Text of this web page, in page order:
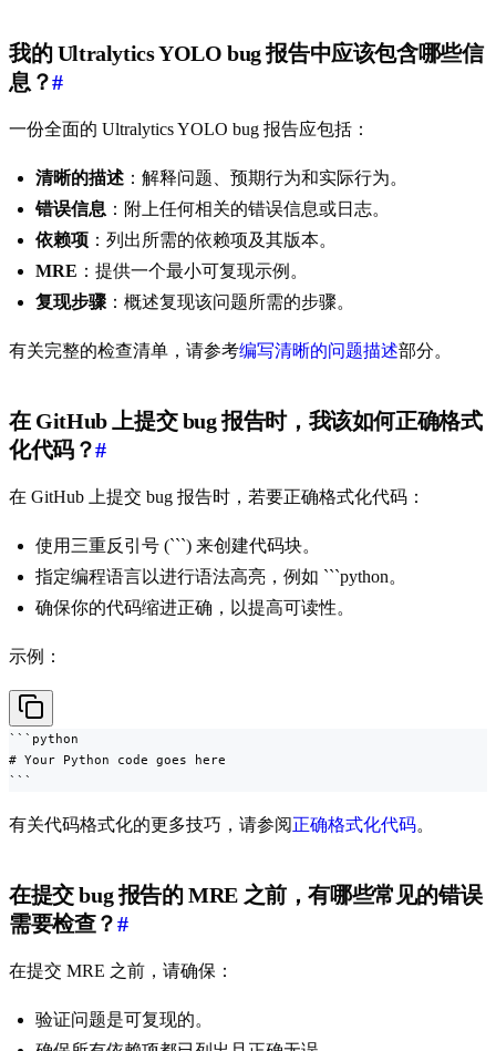
我的 Ultralytics YOLO bug 报告中应该包含哪些信
息？#
一份全面的 Ultralytics YOLO bug 报告应包括：
清晰的描述 ：解释问题、预期行为和实际行为。
错误信息 ：附上任何相关的错误信息或日志。
依赖项 ：列出所需的依赖项及其版本。
MRE ：提供一个最小可复现示例。
复现步骤 ：概述复现该问题所需的步骤。
有关完整的检查清单，请参考编写清晰的问题描述部分。
在 GitHub 上提交 bug 报告时，我该如何正确格式
化代码？#
在 GitHub 上提交 bug 报告时，若要正确格式化代码：
使用三重反引号 (```) 来创建代码块。
指定编程语言以进行语法高亮，例如 ```python。
确保你的代码缩进正确，以提高可读性。
示例：
```python
# Your Python code goes here
```
有关代码格式化的更多技巧，请参阅正确格式化代码。
在提交 bug 报告的 MRE 之前，有哪些常见的错误
需要检查？#
在提交 MRE 之前，请确保：
验证问题是可复现的。